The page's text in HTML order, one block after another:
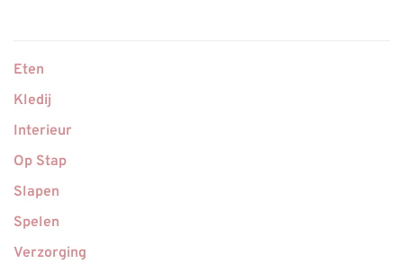
Eten
Kledij
Interieur
Op Stap
Slapen
Spelen
Verzorging